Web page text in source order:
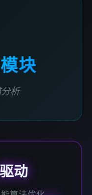
块
析
动